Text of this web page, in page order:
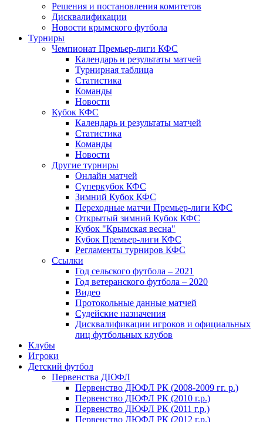
Решения и постановления комитетов
Дисквалификации
Новости крымского футбола
Турниры
Чемпионат Премьер-лиги КФС
Календарь и результаты матчей
Турнирная таблица
Статистика
Команды
Новости
Кубок КФС
Календарь и результаты матчей
Статистика
Команды
Новости
Другие турниры
Онлайн матчей
Суперкубок КФС
Зимний Кубок КФС
Переходные матчи Премьер-лиги КФС
Открытый зимний Кубок КФС
Кубок "Крымская весна"
Кубок Премьер-лиги КФС
Регламенты турниров КФС
Ссылки
Год сельского футбола – 2021
Год ветеранского футбола – 2020
Видео
Протокольные данные матчей
Судейские назначения
Дисквалификации игроков и официальных
лиц футбольных клубов
Клубы
Игроки
Детский футбол
Первенства ДЮФЛ
Первенство ДЮФЛ РК (2008-2009 гг. р.)
Первенство ДЮФЛ РК (2010 г.р.)
Первенство ДЮФЛ РК (2011 г.р.)
Первенство ДЮФЛ РК (2012 г.р.)